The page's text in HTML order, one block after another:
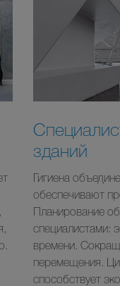
зданий
Гигиена
обеспечивают
Планирование
специалистами:
времени.
перемещения.
способствует